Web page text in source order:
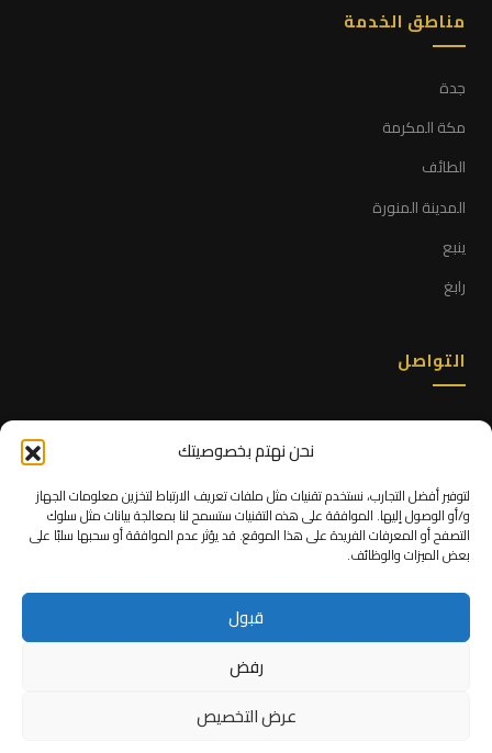
نحن نهتم بخصوصيتك
لتوفير أفضل التجارب، نستخدم تقنيات مثل ملفات تعريف الارتباط لتخزين معلومات الجهاز
و/أو الوصول إليها. الموافقة على هذه التقنيات ستسمح لنا بمعالجة بيانات مثل سلوك
التصفح أو المعرفات الفريدة على هذا الموقع. قد يؤثر عدم الموافقة أو سحبها سلبًا على
بعض الميزات والوظائف.
قبول
رفض
عرض التخصيص
مناطق الخدمة
جدة
مكة المكرمة
الطائف
المدينة المنورة
ينبع
رابغ
التواصل
+966 53 666 6765
واتساب فوري ←
جدة، المملكة العربية السعودية
سياسة الخصوصية · الشروط والأحكام